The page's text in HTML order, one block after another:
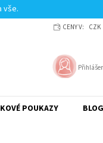
vše.
CENY V: CZK
POUKAZY BLOG